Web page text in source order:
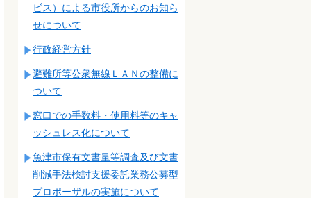
ビス）による市役所からのお知ら
せについて
行政経営方針
避難所等公衆無線ＬＡＮの整備に
ついて
窓口での手数料・使用料等のキャ
ッシュレス化について
魚津市保有文書量等調査及び文書
削減手法検討支援委託業務公募型
プロポーザルの実施について